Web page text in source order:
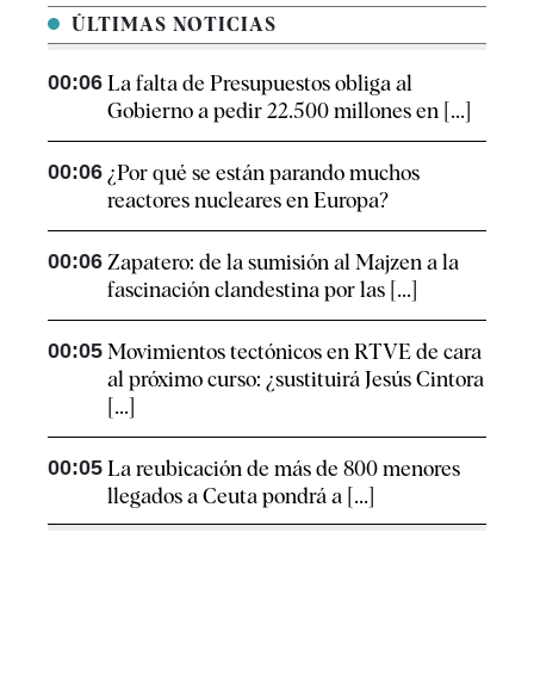
ÚLTIMAS NOTICIAS
00:06 La falta de Presupuestos obliga al
Gobierno a pedir 22.500 millones en [...]
00:06 ¿Por qué se están parando muchos
reactores nucleares en Europa?
00:06 Zapatero: de la sumisión al Majzen a la
fascinación clandestina por las [...]
00:05 Movimientos tectónicos en RTVE de cara
al próximo curso: ¿sustituirá Jesús Cintora
[...]
00:05 La reubicación de más de 800 menores
llegados a Ceuta pondrá a [...]